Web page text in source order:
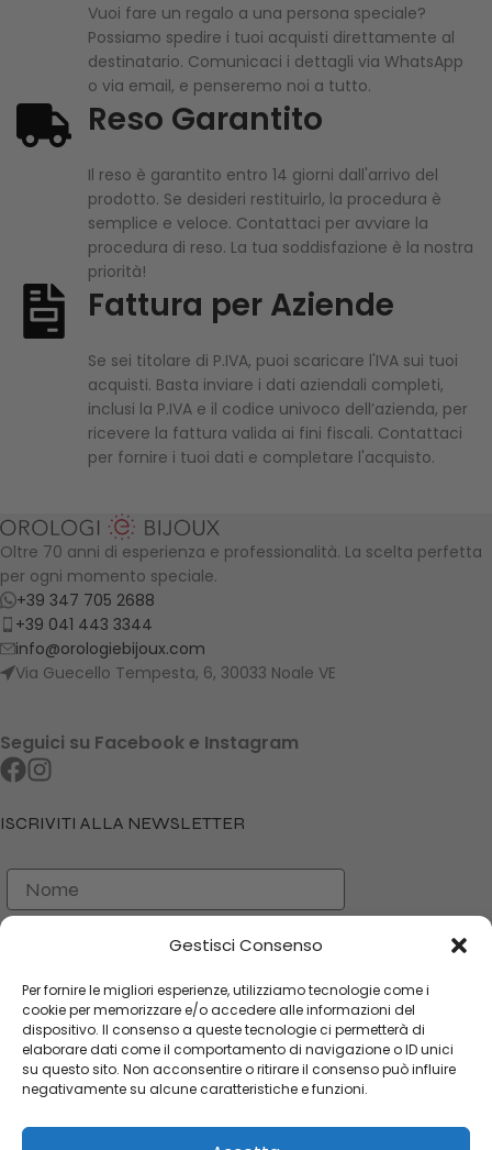
Gestisci Consenso
Per fornire le migliori esperienze, utilizziamo tecnologie come i
cookie per memorizzare e/o accedere alle informazioni del
dispositivo. Il consenso a queste tecnologie ci permetterà di
elaborare dati come il comportamento di navigazione o ID unici
su questo sito. Non acconsentire o ritirare il consenso può influire
negativamente su alcune caratteristiche e funzioni.
Vuoi fare un regalo a una persona speciale?
Possiamo spedire i tuoi acquisti direttamente al
destinatario. Comunicaci i dettagli via WhatsApp
o via email, e penseremo noi a tutto.
Reso Garantito
Il reso è garantito entro 14 giorni dall'arrivo del
prodotto. Se desideri restituirlo, la procedura è
semplice e veloce. Contattaci per avviare la
procedura di reso. La tua soddisfazione è la nostra
priorità!
Fattura per Aziende
Se sei titolare di P.IVA, puoi scaricare l'IVA sui tuoi
acquisti. Basta inviare i dati aziendali completi,
inclusi la P.IVA e il codice univoco dell’azienda, per
ricevere la fattura valida ai fini fiscali. Contattaci
per fornire i tuoi dati e completare l'acquisto.
Oltre 70 anni di esperienza e professionalità. La scelta perfetta
per ogni momento speciale.
+39 347 705 2688
+39 041 443 3344
info@orologiebijoux.com
Via Guecello Tempesta, 6, 30033 Noale VE
Seguici su Facebook e Instagram
ISCRIVITI ALLA NEWSLETTER
Nome
Email
ISCRIVITI
CATEGORIE